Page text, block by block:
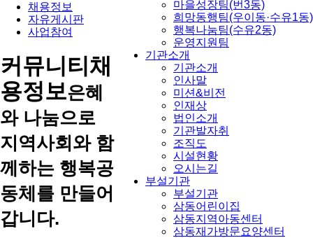
마을성장팀(번3동)
희망동행팀(우이동·수유1동)
행복나눔팀(수유2동)
운영지원팀
기관소개
기관소개
인사말
미션&비전
인재상
법인소개
기관발자취
조직도
시설현황
오시는길
부설기관
부설기관
삼동어린이집
삼동지역아동센터
삼동재가방문요양센터
채용정보
자유게시판
사업참여
커뮤니티채
용정보은혜
와 나눔으로
지역사회와 함
께하는 행복공
동체를 만들어
갑니다.